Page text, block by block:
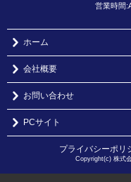
営業時間
ホーム
会社概要
お問い合わせ
PCサイト
プライバシーポリ
Copyright(c) 株式